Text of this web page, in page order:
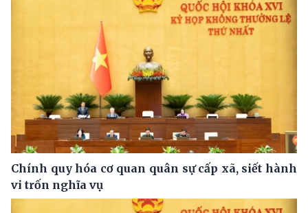
Chính quy hóa cơ quan quân sự cấp xã, siết hành
vi trốn nghĩa vụ